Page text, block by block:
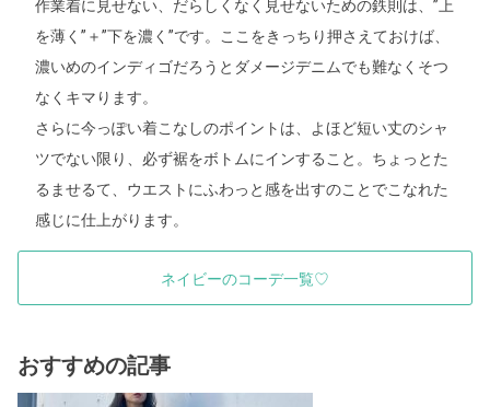
作業着に見せない、だらしくなく見せないための鉄則は、”上
を薄く”＋”下を濃く”です。ここをきっちり押さえておけば、
濃いめのインディゴだろうとダメージデニムでも難なくそつ
なくキマります。
さらに今っぽい着こなしのポイントは、よほど短い丈のシャ
ツでない限り、必ず裾をボトムにインすること。ちょっとた
るませるて、ウエストにふわっと感を出すのことでこなれた
感じに仕上がります。
ネイビーのコーデ一覧♡
おすすめの記事